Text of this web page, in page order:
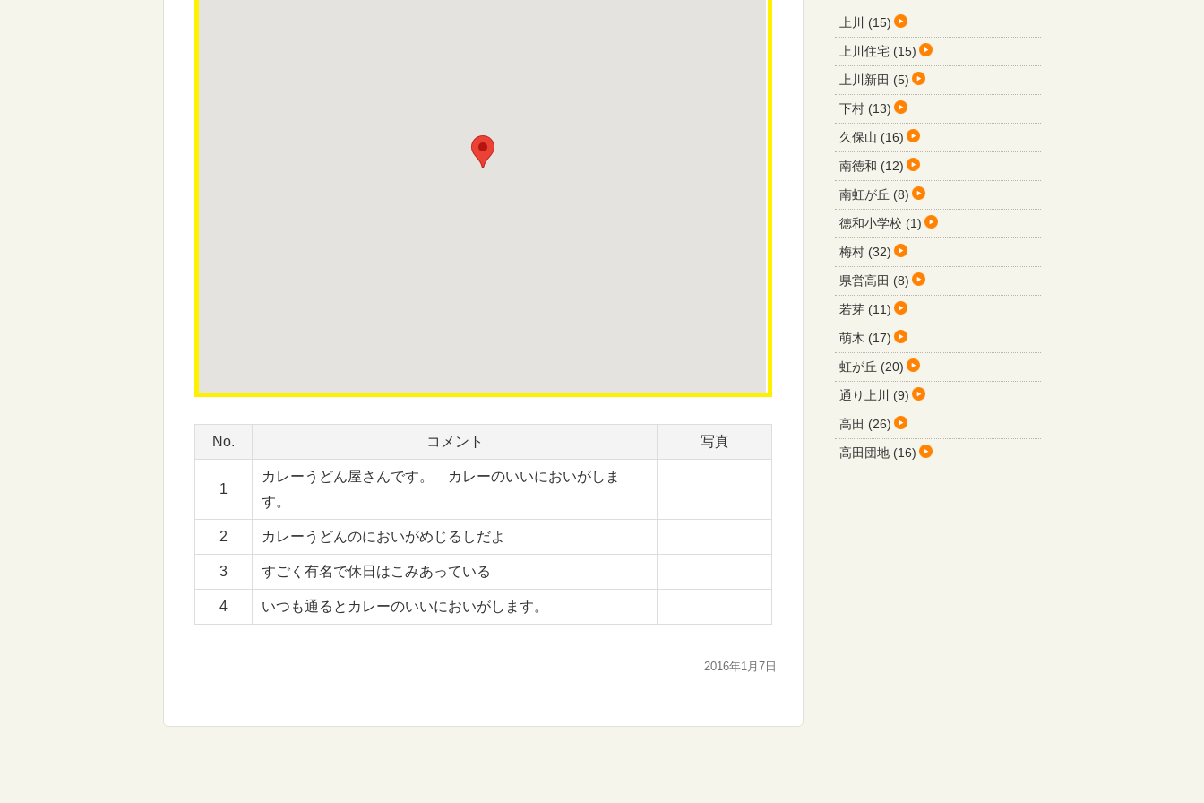
No. コメント 写真
1
カレーうどん屋さんです。 カレーのいいにおいがしま
す。
2 カレーうどんのにおいがめじるしだよ
3 すごく有名で休日はこみあっている
4 いつも通るとカレーのいいにおいがします。
2016年1月7日
上川 (15)
上川住宅 (15)
上川新田 (5)
下村 (13)
久保山 (16)
南徳和 (12)
南虹が丘 (8)
徳和小学校 (1)
梅村 (32)
県営高田 (8)
若芽 (11)
萌木 (17)
虹が丘 (20)
通り上川 (9)
高田 (26)
高田団地 (16)